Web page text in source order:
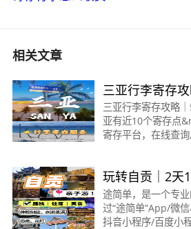
相关文章
三亚行李寄存
查询）～
三亚行李寄存攻略
亚有近10个寄存点
寄存平台，在线查
玩转自贡｜2天
丨自贡行李寄存
途简单，是一个专
过“途简单”App/微
抖音小程序/百度小